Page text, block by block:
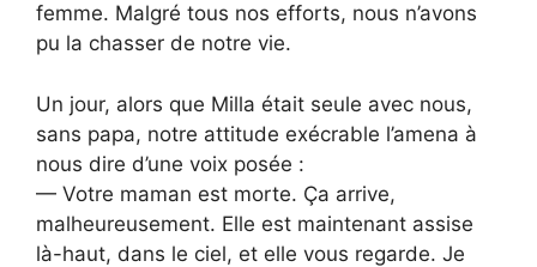
femme. Malgré tous nos efforts, nous n’avons
pu la chasser de notre vie.
Un jour, alors que Milla était seule avec nous,
sans papa, notre attitude exécrable l’amena à
nous dire d’une voix posée :
— Votre maman est morte. Ça arrive,
malheureusement. Elle est maintenant assise
là-haut, dans le ciel, et elle vous regarde. Je